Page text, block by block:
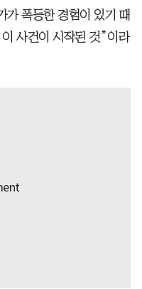
가 폭등한 경험이 있기 때
사건이 시작된 것”이라